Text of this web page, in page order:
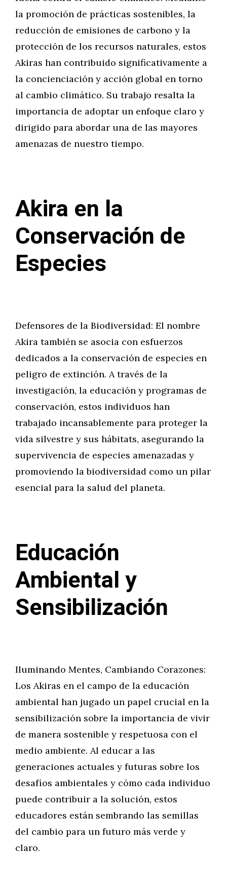
la promoción de prácticas sostenibles, la
reducción de emisiones de carbono y la
protección de los recursos naturales, estos
Akiras han contribuido significativamente a
la concienciación y acción global en torno
al cambio climático. Su trabajo resalta la
importancia de adoptar un enfoque claro y
dirigido para abordar una de las mayores
amenazas de nuestro tiempo.
Akira en la
Conservación de
Especies
Defensores de la Biodiversidad: El nombre
Akira también se asocia con esfuerzos
dedicados a la conservación de especies en
peligro de extinción. A través de la
investigación, la educación y programas de
conservación, estos individuos han
trabajado incansablemente para proteger la
vida silvestre y sus hábitats, asegurando la
supervivencia de especies amenazadas y
promoviendo la biodiversidad como un pilar
esencial para la salud del planeta.
Educación
Ambiental y
Sensibilización
Iluminando Mentes, Cambiando Corazones:
Los Akiras en el campo de la educación
ambiental han jugado un papel crucial en la
sensibilización sobre la importancia de vivir
de manera sostenible y respetuosa con el
medio ambiente. Al educar a las
generaciones actuales y futuras sobre los
desafíos ambientales y cómo cada individuo
puede contribuir a la solución, estos
educadores están sembrando las semillas
del cambio para un futuro más verde y
claro.